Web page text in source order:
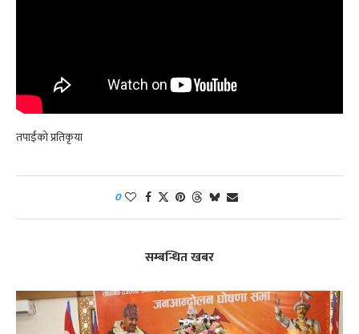
तपाईंको प्रतिकृया
0
सम्बन्धित खबर